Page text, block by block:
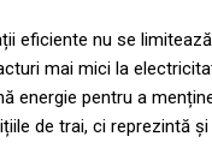
eficiente nu se
mai mici la
energie pentru a
de trai, ci reprezintă